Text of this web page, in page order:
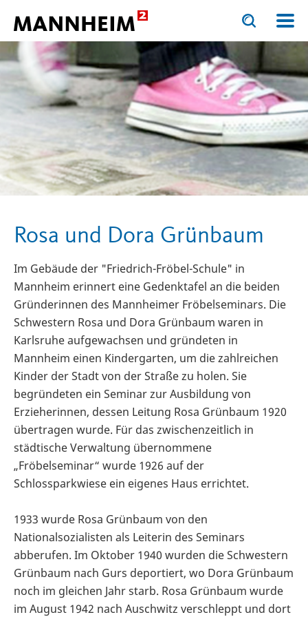
Toggle
search
input
form
Toggle
search
input
Rosa und Dora Grünbaum
Im Gebäude der "Friedrich-Fröbel-Schule" in
Mannheim erinnert eine Gedenktafel an die beiden
Gründerinnen des Mannheimer Fröbelseminars. Die
Schwestern Rosa und Dora Grünbaum waren in
Karlsruhe aufgewachsen und gründeten in
Mannheim einen Kindergarten, um die zahlreichen
Kinder der Stadt von der Straße zu holen. Sie
begründeten ein Seminar zur Ausbildung von
Erzieherinnen, dessen Leitung Rosa Grünbaum 1920
übertragen wurde. Für das zwischenzeitlich in
städtische Verwaltung übernommene
„Fröbelseminar“ wurde 1926 auf der
Schlossparkwiese ein eigenes Haus errichtet.
1933 wurde Rosa Grünbaum von den
Nationalsozialisten als Leiterin des Seminars
abberufen. Im Oktober 1940 wurden die Schwestern
Grünbaum nach Gurs deportiert, wo Dora Grünbaum
noch im gleichen Jahr starb. Rosa Grünbaum wurde
im August 1942 nach Auschwitz verschleppt und dort